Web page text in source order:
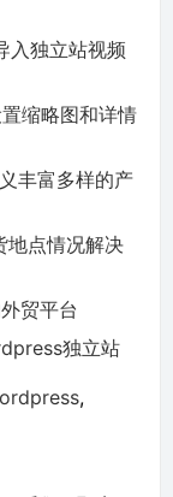
入独立站视频
缩略图和详情
丰富多样的产
地点情况解决
贸平台
独立站
,